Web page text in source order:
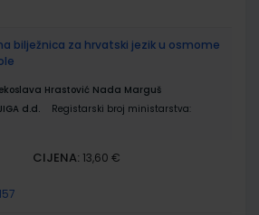
bilježnica za hrvatski jezik u osmome
Hrastović Nada Marguš
d.d.
Registarski broj ministarstva:
CIJENA: 13,60 €